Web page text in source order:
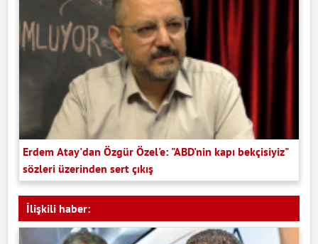
Erdem Atay'dan Özgür Özel'e: "ABD'nin kapı bekçisiyiz"
sözleri üzerinden sert çıkış
İlişkili haber: